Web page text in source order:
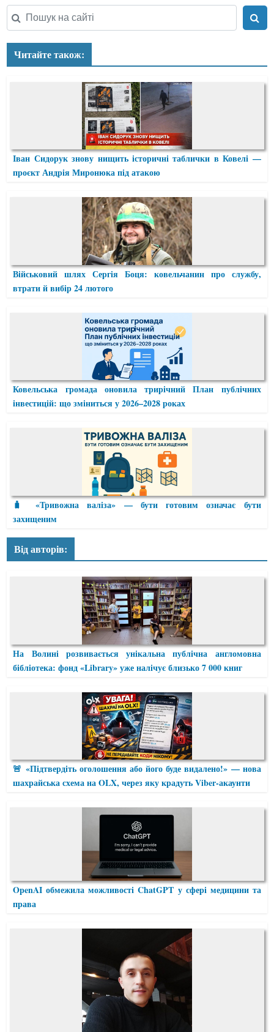
Читайте також:
Іван Сидорук знову нищить історичні таблички в Ковелі —
проєкт Андрія Миронюка під атакою
Військовий шлях Сергія Боця: ковельчанин про службу,
втрати й вибір 24 лютого
Ковельська громада оновила трирічний План публічних
інвестицій: що зміниться у 2026–2028 роках
🧳 «Тривожна валіза» — бути готовим означає бути
захищеним
Від авторів:
На Волині розвивається унікальна публічна англомовна
бібліотека: фонд «Library» уже налічує близько 7 000 книг
🚨 «Підтвердіть оголошення або його буде видалено!» — нова
шахрайська схема на OLX, через яку крадуть Viber-акаунти
OpenAI обмежила можливості ChatGPT у сфері медицини та
права